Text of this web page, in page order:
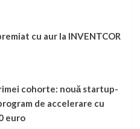
cu aur la INVENTCOR
cohorte: nouă startup-
de accelerare cu
euro